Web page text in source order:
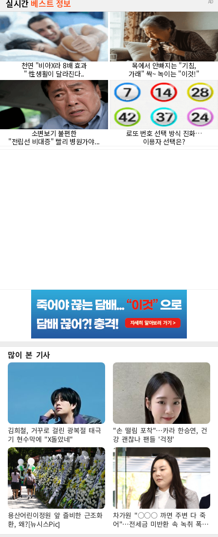
많이 본 기사
김희철, 거꾸로 걸린 광복절 태극
기 현수막에 "X돌았네"
"손 떨림 포착"…카라 한승연, 건
강 괜찮나 팬들 '걱정'
용산어린이정원 앞 즐비한 근조화
환, 왜?[뉴시스Pic]
차가원 "○○○ 까면 주변 다 죽
어"…전세금 미반환 속 녹취 폭로
파장